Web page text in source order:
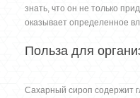
знать, что он не только
оказывает определенное
Польза для
Сахарный сироп содержит